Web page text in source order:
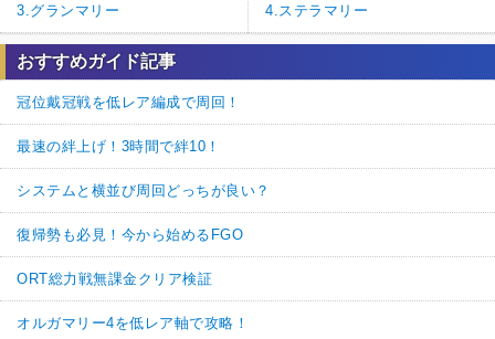
3.グランマリー 4.ステラマリー
おすすめガイド記事
冠位戴冠戦を低レア編成で周回！
最速の絆上げ！3時間で絆10！
システムと横並び周回どっちが良い？
復帰勢も必見！今から始めるFGO
ORT総力戦無課金クリア検証
オルガマリー4を低レア軸で攻略！